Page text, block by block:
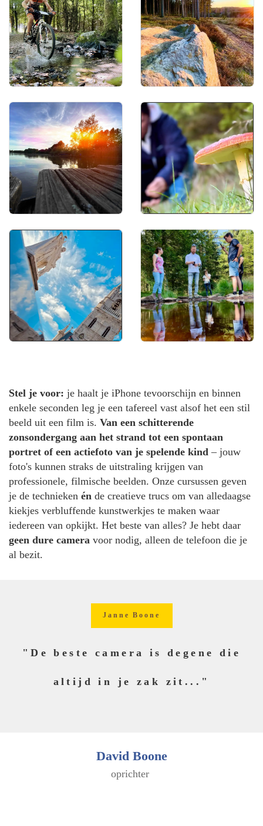
portret foto close up foto
actie fotografie landschapsfotografie
avond fotografie
stadsfotografie reflectie fotografie
Stel je voor: je haalt je iPhone tevoorschijn en binnen
enkele seconden leg je een tafereel vast alsof het een stil
beeld uit een film is. Van een schitterende
zonsondergang aan het strand tot een spontaan
portret of een actiefoto van je spelende kind – jouw
foto's kunnen straks de uitstraling krijgen van
professionele, filmische beelden. Onze cursussen geven
je de technieken én de creatieve trucs om van alledaagse
kiekjes verbluffende kunstwerkjes te maken waar
iedereen van opkijkt. Het beste van alles? Je hebt daar
geen dure camera voor nodig, alleen de telefoon die je
al bezit.
Janne Boone
"De beste camera is degene die
altijd in je zak zit..."
David Boone
oprichter